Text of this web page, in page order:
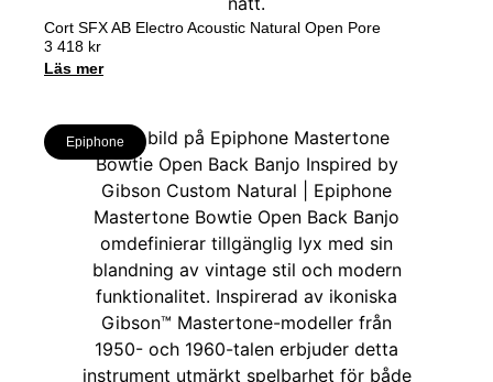
Cort SFX AB Electro Acoustic Natural Open Pore
3 418 kr
Läs mer
Epiphone